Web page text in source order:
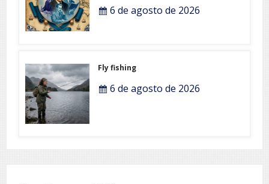
6 de agosto de 2026
Fly fishing
6 de agosto de 2026